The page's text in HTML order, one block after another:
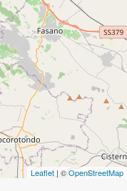
Leaflet | ©OpenStreetMap